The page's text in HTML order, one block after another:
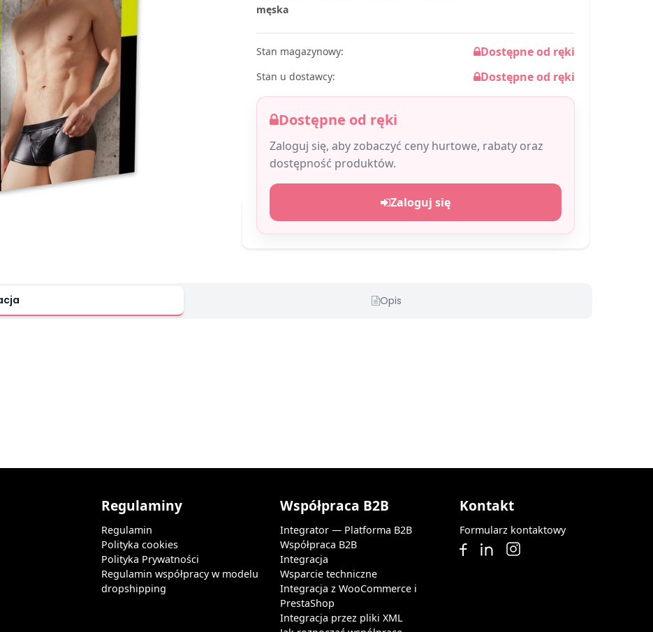
męska
Stan magazynowy: Dostępne od ręki
Stan u dostawcy: Dostępne od ręki
Dostępne od ręki
Zaloguj się, aby zobaczyć ceny hurtowe, rabaty oraz
dostępność produktów.
Zaloguj się
Opis
Regulaminy
Regulamin
Polityka cookies
Polityka Prywatności
Regulamin współpracy w modelu
dropshipping
Współpraca B2B
Integrator — Platforma B2B
Współpraca B2B
Integracja
Wsparcie techniczne
Integracja z WooCommerce i
PrestaShop
Integracja przez pliki XML
Kontakt
Formularz kontaktowy